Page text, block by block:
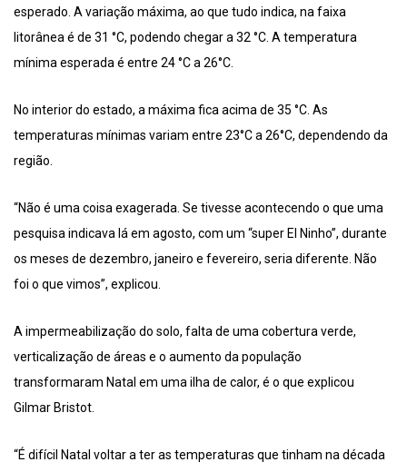
esperado. A variação máxima, ao que tudo indica, na faixa
litorânea é de 31 °C, podendo chegar a 32 °C. A temperatura
mínima esperada é entre 24 °C a 26°C.
No interior do estado, a máxima fica acima de 35 °C. As
temperaturas mínimas variam entre 23°C a 26°C, dependendo da
região.
“Não é uma coisa exagerada. Se tivesse acontecendo o que uma
pesquisa indicava lá em agosto, com um “super El Ninho”, durante
os meses de dezembro, janeiro e fevereiro, seria diferente. Não
foi o que vimos”, explicou.
A impermeabilização do solo, falta de uma cobertura verde,
verticalização de áreas e o aumento da população
transformaram Natal em uma ilha de calor, é o que explicou
Gilmar Bristot.
“É difícil Natal voltar a ter as temperaturas que tinham na década